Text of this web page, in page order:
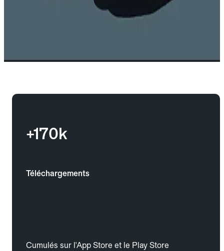
+170k
Téléchargements
Cumulés sur l'App Store et le Play Store